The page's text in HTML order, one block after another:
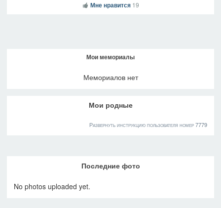
Мне нравится 19
Мои мемориалы
Мемориалов нет
Мои родные
Развернуть инструкцию пользователя номер 7779
Последние фото
No photos uploaded yet.